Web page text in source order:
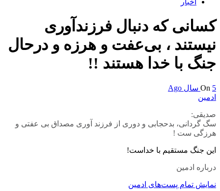
کسانی که دنبال فرزندآوری
نیستند ، بی‌عفت و هرزه و درحال
جنگ با خدا هستند !!
On 5 سال Ago
ادمین
صدیقی:
سگ گردانی، بدحجابی و دوری از فرزند آوری مصداق بی عفتی و
هرزگی ست !
این جنگ مستقیم با خداست!
درباره ادمین
نمایش تمام پست‌های ادمین